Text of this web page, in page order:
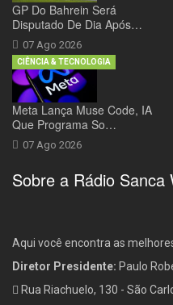
GP Do Bahrein Será
Disputado De Dia Após…
07 Ago 2026
Meta Lança Muse Code, IA
Que Programa So…
07 Ago 2026
CIÊNCIA & TECNOLOGIA
Sobre a Rádio Sanca
Aqui você encontra as
Diretor Presidente: Paulo
Rua Riachuelo, 130 - São